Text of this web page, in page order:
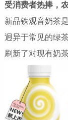
受消费者热捧，
新品铁观音奶茶
迥异于常见的绿
刷新了对现有奶